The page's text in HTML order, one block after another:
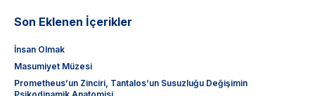
Son Eklenen İçerikler
İnsan Olmak
Masumiyet Müzesi
Prometheus’un Zinciri, Tantalos’un Susuzluğu Değişimin